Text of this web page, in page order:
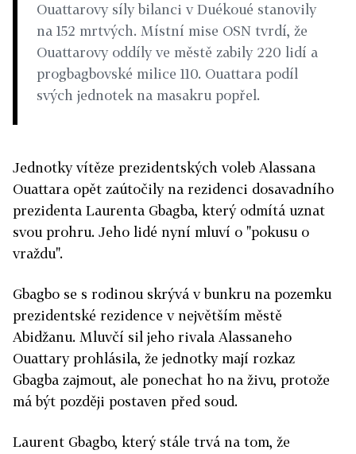
Ouattarovy síly bilanci v Duékoué stanovily
na 152 mrtvých. Místní mise OSN tvrdí, že
Ouattarovy oddíly ve městě zabily 220 lidí a
progbagbovské milice 110. Ouattara podíl
svých jednotek na masakru popřel.
Jednotky vítěze prezidentských voleb Alassana
Ouattara opět zaútočily na rezidenci dosavadního
prezidenta Laurenta Gbagba, který odmítá uznat
svou prohru. Jeho lidé nyní mluví o "pokusu o
vraždu".
Gbagbo se s rodinou skrývá v bunkru na pozemku
prezidentské rezidence v největším městě
Abidžanu. Mluvčí sil jeho rivala Alassaneho
Ouattary prohlásila, že jednotky mají rozkaz
Gbagba zajmout, ale ponechat ho na živu, protože
má být později postaven před soud.
Laurent Gbagbo, který stále trvá na tom, že